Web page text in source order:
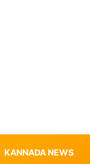
KANNADA NEWS